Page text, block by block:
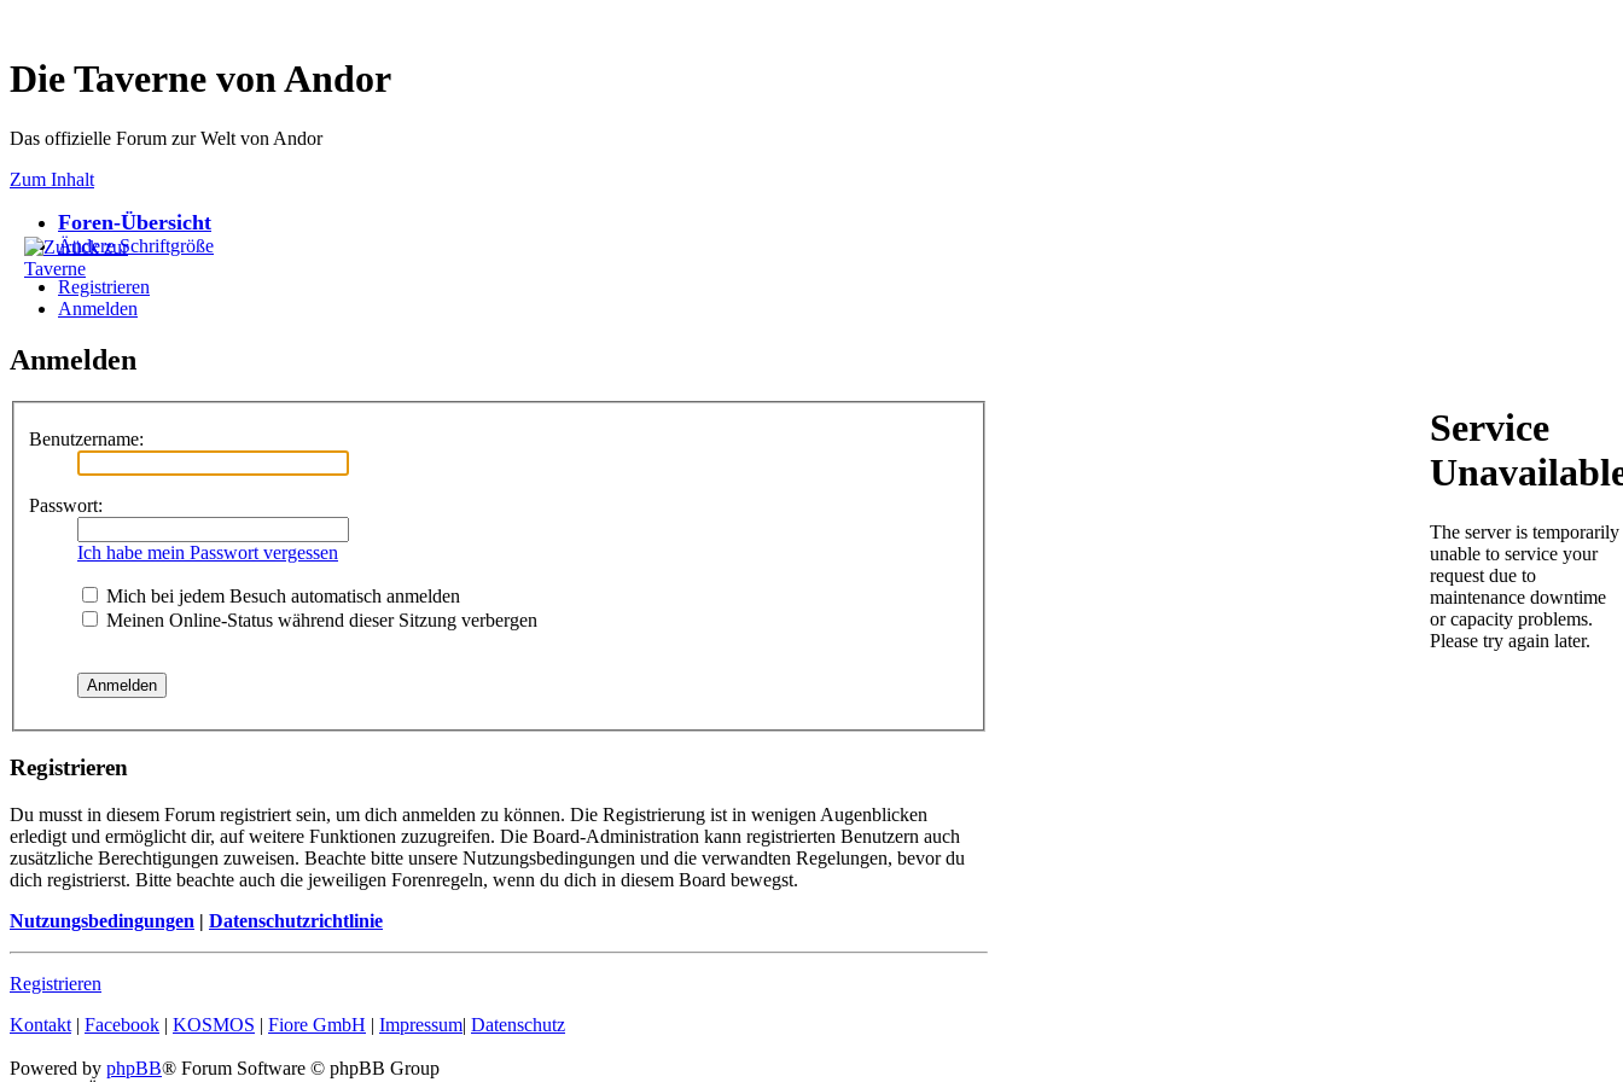
Die Taverne von Andor
Das offizielle Forum zur Welt von Andor
Zum Inhalt
Foren-Übersicht
Ändere Schriftgröße
Registrieren
Anmelden
Anmelden
Benutzername:
Passwort:
Ich habe mein Passwort vergessen
Mich bei jedem Besuch automatisch anmelden
Meinen Online-Status während dieser Sitzung verbergen
Registrieren
Du musst in diesem Forum registriert sein, um dich anmelden zu können. Die Registrierung ist in wenigen Augenblicken
erledigt und ermöglicht dir, auf weitere Funktionen zuzugreifen. Die Board-Administration kann registrierten Benutzern auch
zusätzliche Berechtigungen zuweisen. Beachte bitte unsere Nutzungsbedingungen und die verwandten Regelungen, bevor du
dich registrierst. Bitte beachte auch die jeweiligen Forenregeln, wenn du dich in diesem Board bewegst.
Nutzungsbedingungen | Datenschutzrichtlinie
Registrieren
Kontakt | Facebook | KOSMOS | Fiore GmbH | Impressum| Datenschutz
Powered by phpBB® Forum Software © phpBB Group